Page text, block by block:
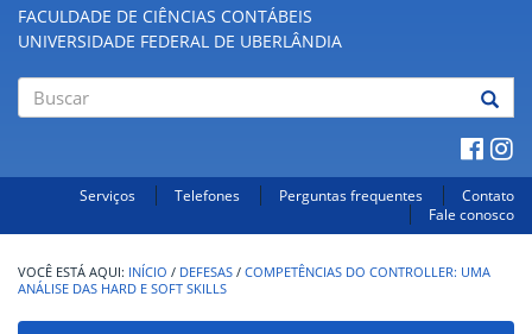
FACULDADE DE CIÊNCIAS CONTÁBEIS
UNIVERSIDADE FEDERAL DE UBERLÂNDIA
Serviços Telefones Perguntas frequentes
Contato
Fale conosco
INÍCIO / DEFESAS / COMPETÊNCIAS DO CONTROLLER: UMA
ANÁLISE DAS HARD E SOFT SKILLS